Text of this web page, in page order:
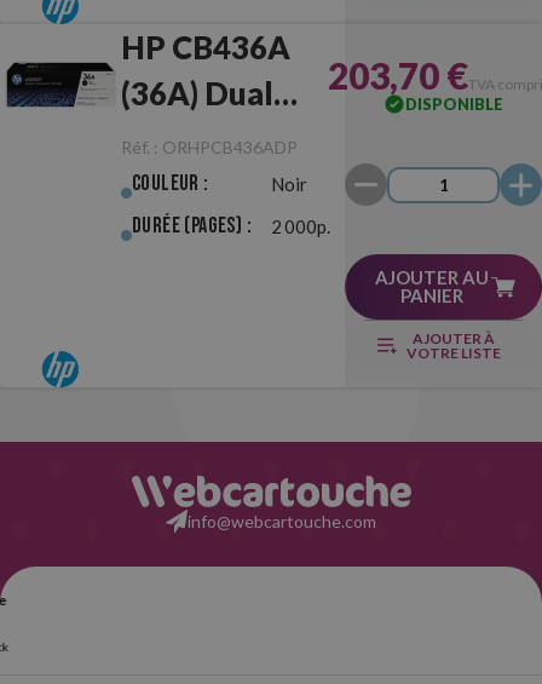
HP CB436A
(36A) Dual
Pack Noir
Originale
Réf. : ORHPCB436ADP
Couleur : Noir
Durée (pages) : 2 000p.
203,70 €TVA
DISPONIBLE
AJOUTER AU
PANIER
AJOUTER À
VOTRE LISTE
info@webcartouche.com